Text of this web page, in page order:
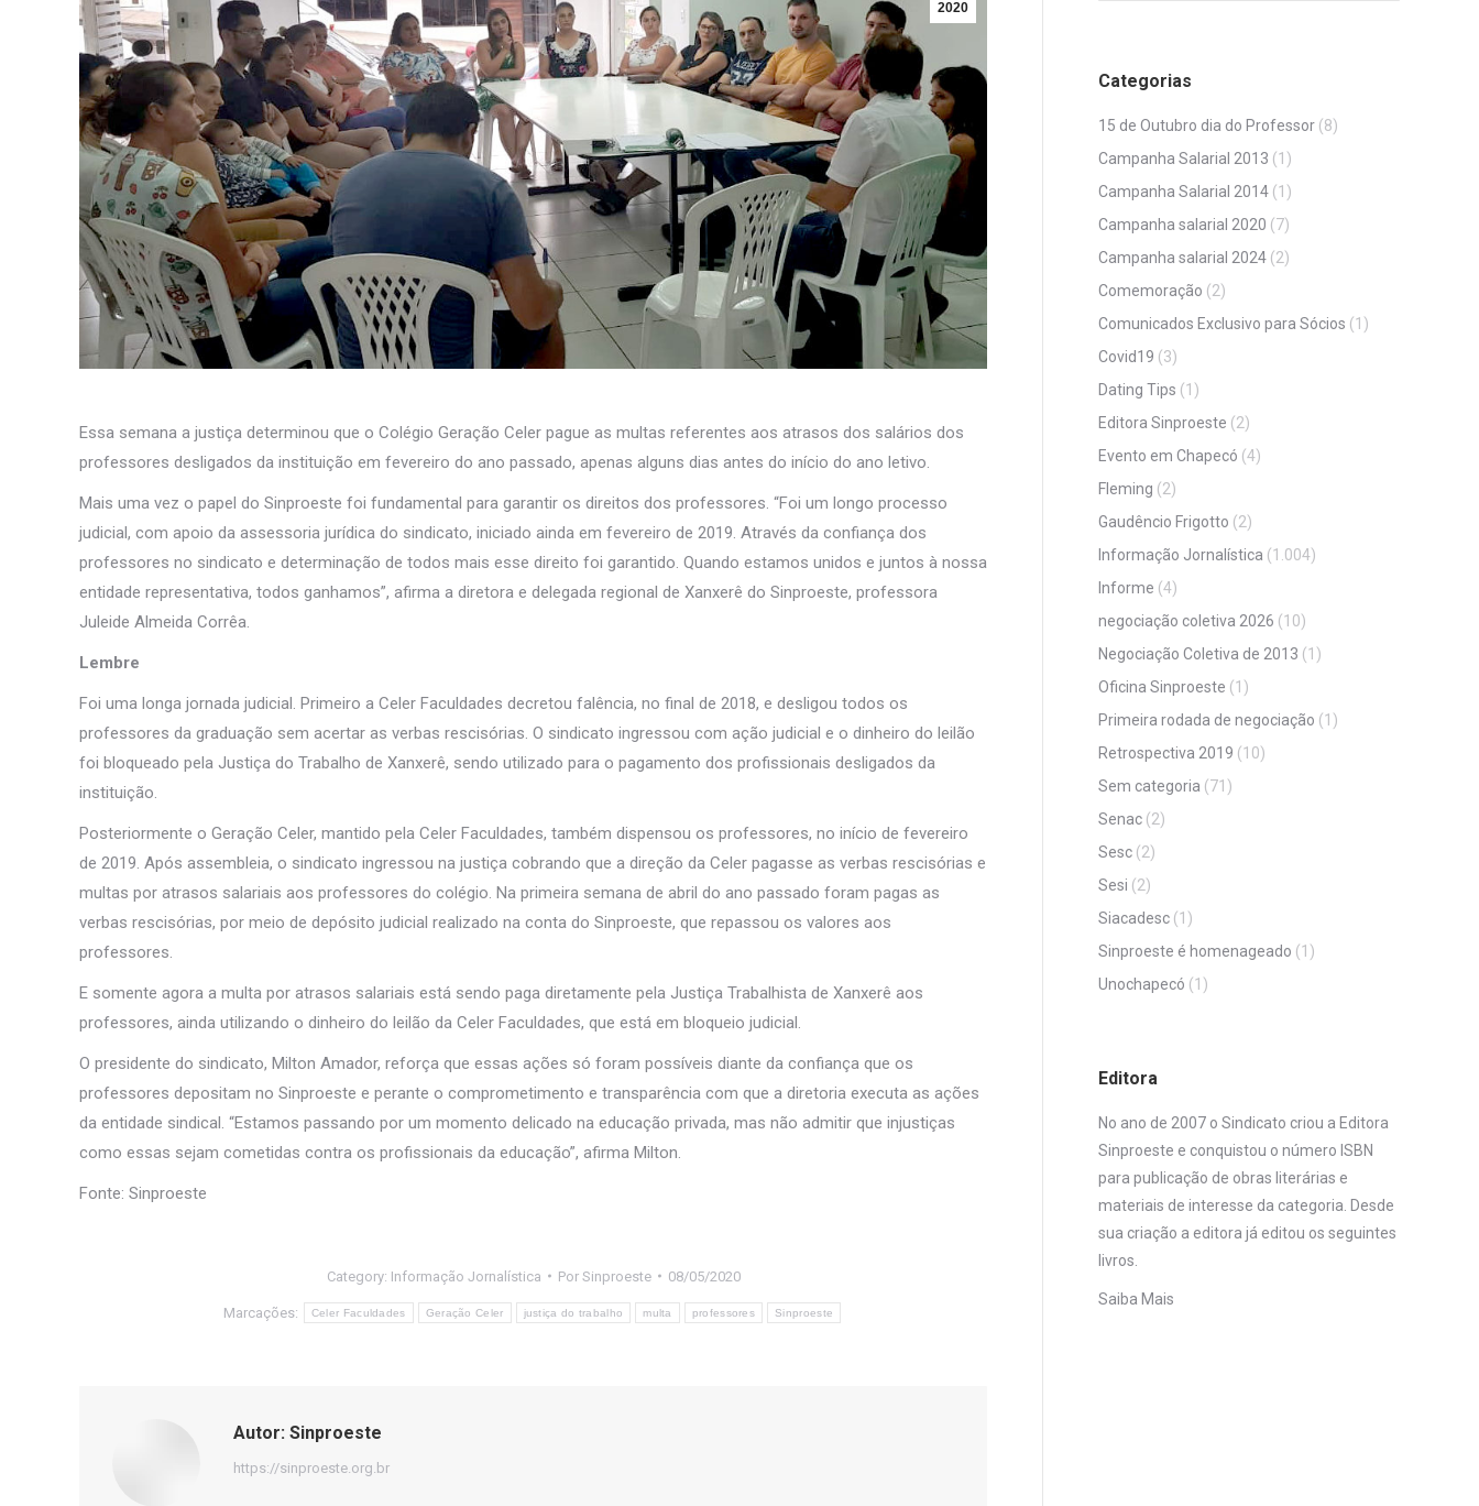
2020
Essa semana a justiça determinou que o Colégio Geração Celer pague as multas referentes aos atrasos dos salários dos
professores desligados da instituição em fevereiro do ano passado, apenas alguns dias antes do início do ano letivo.
Mais uma vez o papel do Sinproeste foi fundamental para garantir os direitos dos professores. “Foi um longo processo
judicial, com apoio da assessoria jurídica do sindicato, iniciado ainda em fevereiro de 2019. Através da confiança dos
professores no sindicato e determinação de todos mais esse direito foi garantido. Quando estamos unidos e juntos à nossa
entidade representativa, todos ganhamos”, afirma a diretora e delegada regional de Xanxerê do Sinproeste, professora
Juleide Almeida Corrêa.
Lembre
Foi uma longa jornada judicial. Primeiro a Celer Faculdades decretou falência, no final de 2018, e desligou todos os
professores da graduação sem acertar as verbas rescisórias. O sindicato ingressou com ação judicial e o dinheiro do leilão
foi bloqueado pela Justiça do Trabalho de Xanxerê, sendo utilizado para o pagamento dos profissionais desligados da
instituição.
Posteriormente o Geração Celer, mantido pela Celer Faculdades, também dispensou os professores, no início de fevereiro
de 2019. Após assembleia, o sindicato ingressou na justiça cobrando que a direção da Celer pagasse as verbas rescisórias e
multas por atrasos salariais aos professores do colégio. Na primeira semana de abril do ano passado foram pagas as
verbas rescisórias, por meio de depósito judicial realizado na conta do Sinproeste, que repassou os valores aos
professores.
E somente agora a multa por atrasos salariais está sendo paga diretamente pela Justiça Trabalhista de Xanxerê aos
professores, ainda utilizando o dinheiro do leilão da Celer Faculdades, que está em bloqueio judicial.
O presidente do sindicato, Milton Amador, reforça que essas ações só foram possíveis diante da confiança que os
professores depositam no Sinproeste e perante o comprometimento e transparência com que a diretoria executa as ações
da entidade sindical. “Estamos passando por um momento delicado na educação privada, mas não admitir que injustiças
como essas sejam cometidas contra os profissionais da educação”, afirma Milton.
Fonte: Sinproeste
Category: Informação Jornalística Por Sinproeste 08/05/2020
Marcações: Celer Faculdades Geração Celer justiça do trabalho multa professores Sinproeste
Autor: Sinproeste
https://sinproeste.org.br
Categorias
15 de Outubro dia do Professor (8)
Campanha Salarial 2013 (1)
Campanha Salarial 2014 (1)
Campanha salarial 2020 (7)
Campanha salarial 2024 (2)
Comemoração (2)
Comunicados Exclusivo para Sócios (1)
Covid19 (3)
Dating Tips (1)
Editora Sinproeste (2)
Evento em Chapecó (4)
Fleming (2)
Gaudêncio Frigotto (2)
Informação Jornalística (1.004)
Informe (4)
negociação coletiva 2026 (10)
Negociação Coletiva de 2013 (1)
Oficina Sinproeste (1)
Primeira rodada de negociação (1)
Retrospectiva 2019 (10)
Sem categoria (71)
Senac (2)
Sesc (2)
Sesi (2)
Siacadesc (1)
Sinproeste é homenageado (1)
Unochapecó (1)
Editora
No ano de 2007 o Sindicato criou a Editora
Sinproeste e conquistou o número ISBN
para publicação de obras literárias e
materiais de interesse da categoria. Desde
sua criação a editora já editou os seguintes
livros.
Saiba Mais